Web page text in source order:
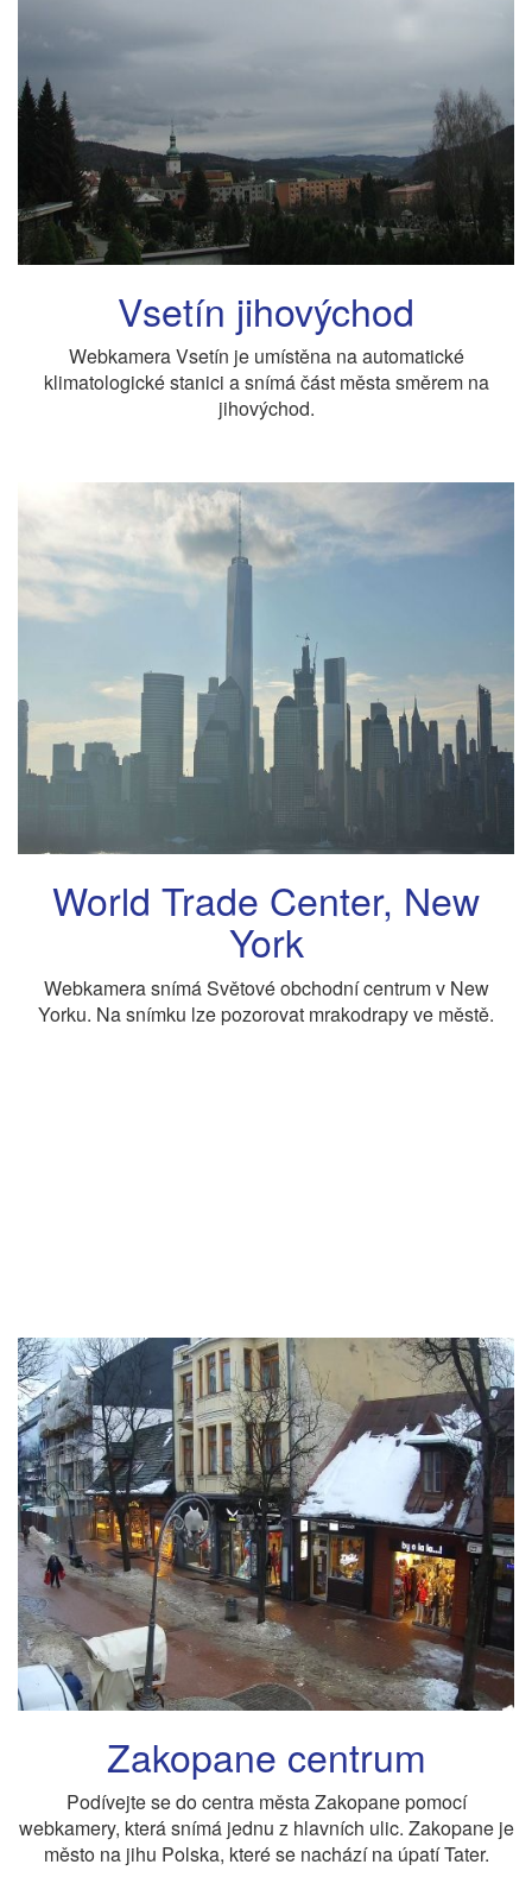
Vsetín jihovýchod
Webkamera Vsetín je umístěna na automatické
klimatologické stanici a snímá část města směrem na
jihovýchod.
World Trade Center, New
York
Webkamera snímá Světové obchodní centrum v New
Yorku. Na snímku lze pozorovat mrakodrapy ve městě.
Zakopane centrum
Podívejte se do centra města Zakopane pomocí
webkamery, která snímá jednu z hlavních ulic. Zakopane je
město na jihu Polska, které se nachází na úpatí Tater.